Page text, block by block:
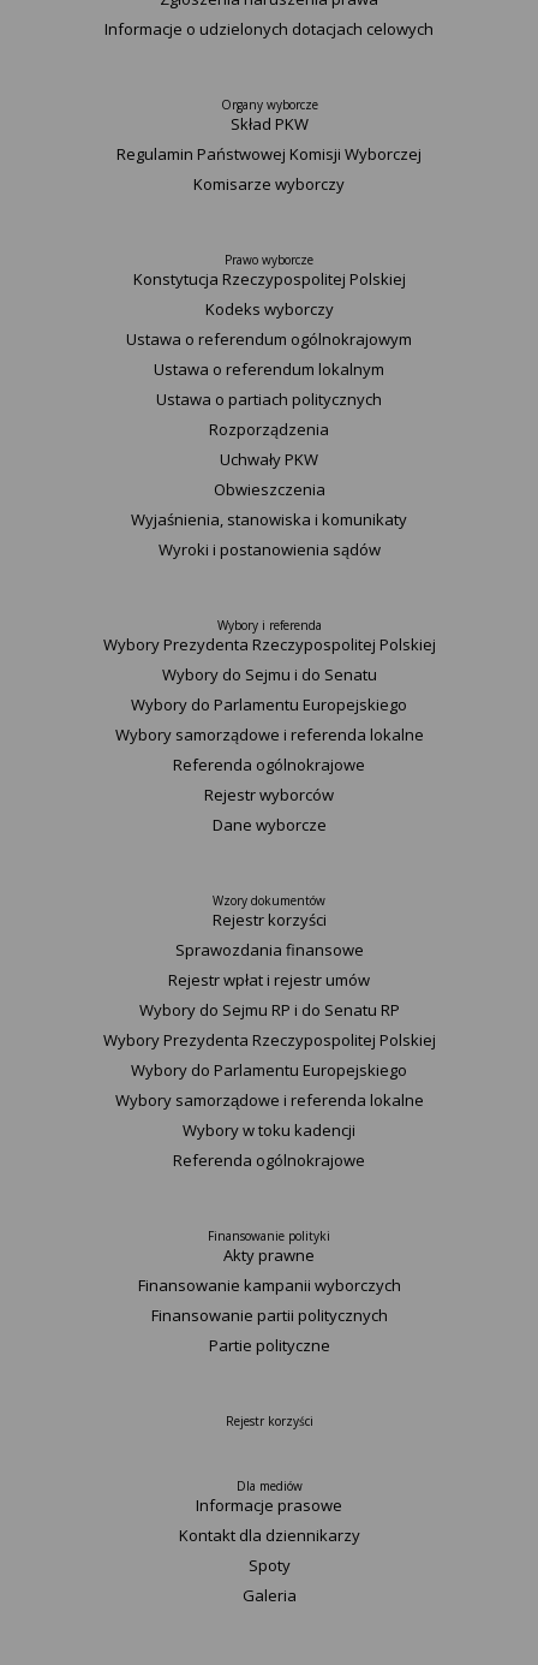
Informacje o udzielonych dotacjach celowych
Organy wyborcze
Skład PKW
Regulamin Państwowej Komisji Wyborczej
Komisarze wyborczy
Prawo wyborcze
Konstytucja Rzeczypospolitej Polskiej​
Kodeks wyborczy
Ustawa o referendum ogólnokrajowym
Ustawa o referendum lokalnym
Ustawa o partiach politycznych
Rozporządzenia
Uchwały PKW
Obwieszczenia
Wyjaśnienia, stanowiska i komunikaty
Wyroki i postanowienia sądów
Wybory i referenda
Wybory Prezydenta Rzeczypospolitej Polskiej
Wybory do Sejmu i do Senatu
Wybory do Parlamentu Europejskiego
Wybory samorządowe i referenda lokalne
Referenda ogólnokrajowe
Rejestr wyborców
Dane wyborcze
Wzory dokumentów
Rejestr korzyści
Sprawozdania finansowe
Rejestr wpłat i rejestr umów
Wybory do Sejmu RP i do Senatu RP
Wybory Prezydenta Rzeczypospolitej Polskiej
Wybory do Parlamentu Europejskiego
Wybory samorządowe i referenda lokalne
Wybory w toku kadencji
Referenda ogólnokrajowe
Finansowanie polityki
Akty prawne
Finansowanie kampanii wyborczych
Finansowanie partii politycznych
Partie polityczne
Rejestr korzyści
Dla mediów
Informacje prasowe
Kontakt dla dziennikarzy
Spoty
Galeria